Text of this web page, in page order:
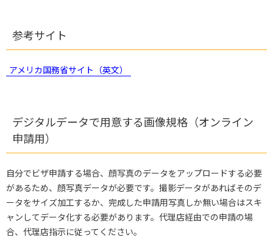
参考サイト
アメリカ国務省サイト（英文）
デジタルデータで用意する画像規格（オンライン
申請用）
自分でビザ申請する場合、顔写真のデータをアップロードする必要
があるため、顔写真データが必要です。撮影データがあればそのデ
ータをサイズ加工するか、完成した申請用写真しか無い場合はスキ
ャンしてデータ化する必要があります。代理店経由での申請の場
合、代理店指示に従ってください。